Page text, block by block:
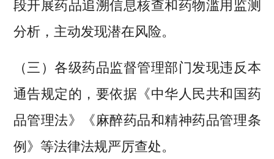
段开展药品追溯信息核查和药物滥用监测
分析，主动发现潜在风险。
（三）各级药品监督管理部门发现违反本
通告规定的，要依据《中华人民共和国药
品管理法》《麻醉药品和精神药品管理条
例》等法律法规严厉查处。